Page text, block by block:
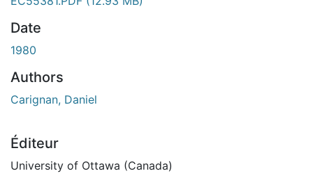
Date
1980
Authors
Carignan, Daniel
Éditeur
University of Ottawa (Canada)